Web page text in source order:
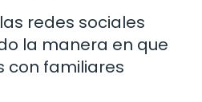
redes sociales
la manera en que
con familiares